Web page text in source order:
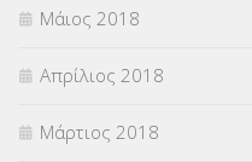
Μάιος 2018
Απρίλιος 2018
Μάρτιος 2018